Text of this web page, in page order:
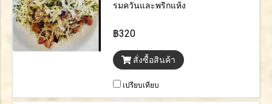
รมควันและพริกแห้ง
฿320
สั่งซื้อสินค้า
เปรียบเทียบ